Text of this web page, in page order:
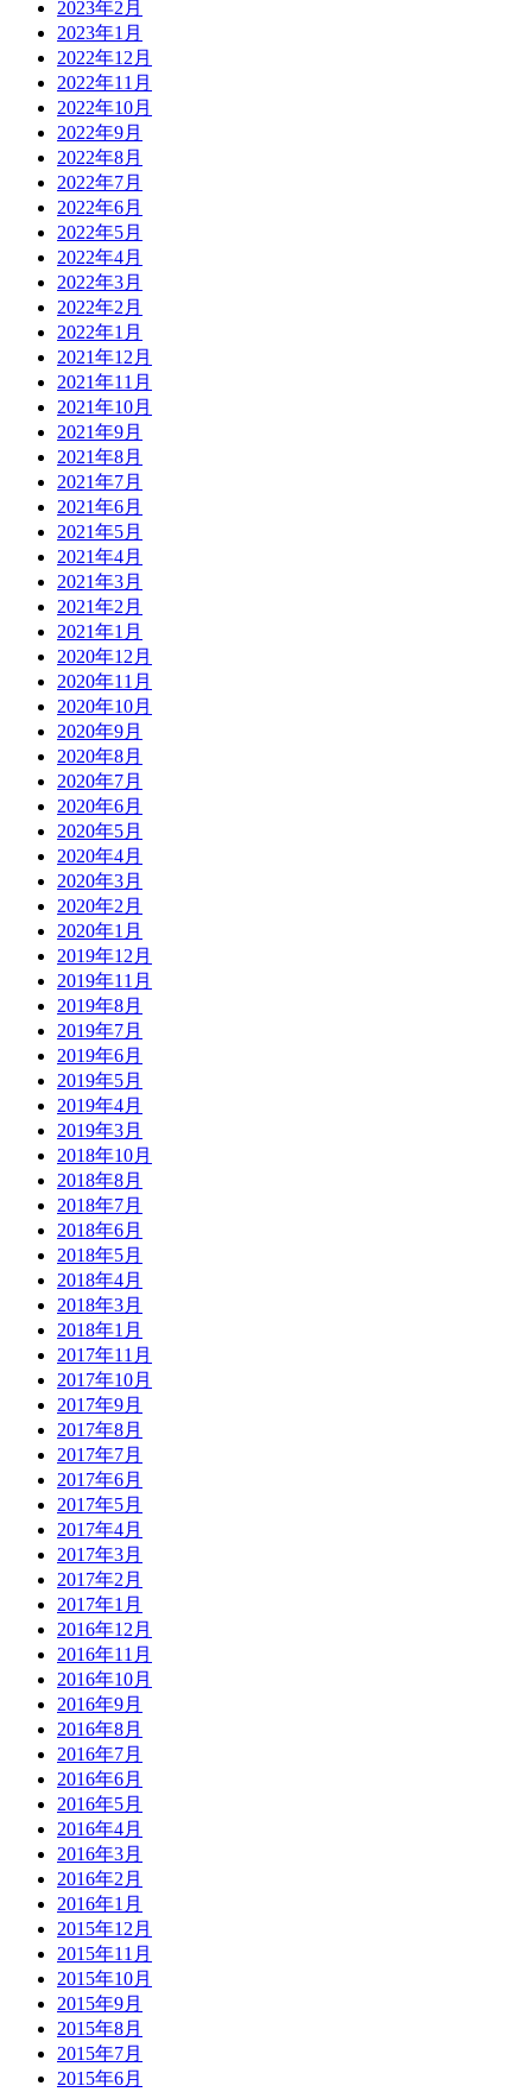
2023年2月
2023年1月
2022年12月
2022年11月
2022年10月
2022年9月
2022年8月
2022年7月
2022年6月
2022年5月
2022年4月
2022年3月
2022年2月
2022年1月
2021年12月
2021年11月
2021年10月
2021年9月
2021年8月
2021年7月
2021年6月
2021年5月
2021年4月
2021年3月
2021年2月
2021年1月
2020年12月
2020年11月
2020年10月
2020年9月
2020年8月
2020年7月
2020年6月
2020年5月
2020年4月
2020年3月
2020年2月
2020年1月
2019年12月
2019年11月
2019年8月
2019年7月
2019年6月
2019年5月
2019年4月
2019年3月
2018年10月
2018年8月
2018年7月
2018年6月
2018年5月
2018年4月
2018年3月
2018年1月
2017年11月
2017年10月
2017年9月
2017年8月
2017年7月
2017年6月
2017年5月
2017年4月
2017年3月
2017年2月
2017年1月
2016年12月
2016年11月
2016年10月
2016年9月
2016年8月
2016年7月
2016年6月
2016年5月
2016年4月
2016年3月
2016年2月
2016年1月
2015年12月
2015年11月
2015年10月
2015年9月
2015年8月
2015年7月
2015年6月